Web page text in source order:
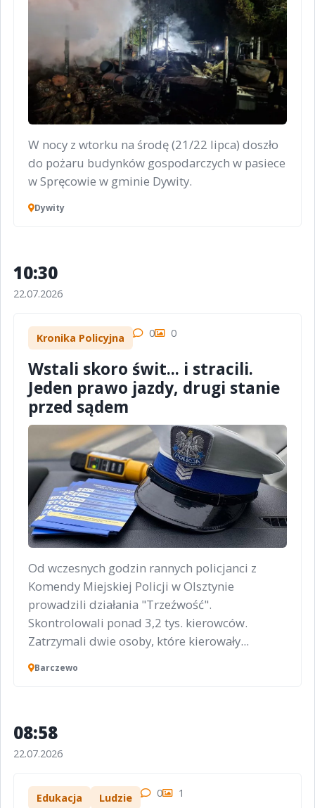
W nocy z wtorku na środę (21/22 lipca) doszło
do pożaru budynków gospodarczych w pasiece
w Spręcowie w gminie Dywity.
Dywity
10:30
22.07.2026
Kronika Policyjna 0 0
Wstali skoro świt... i stracili.
Jeden prawo jazdy, drugi stanie
przed sądem
Od wczesnych godzin rannych policjanci z
Komendy Miejskiej Policji w Olsztynie
prowadzili działania "Trzeźwość".
Skontrolowali ponad 3,2 tys. kierowców.
Zatrzymali dwie osoby, które kierowały...
Barczewo
08:58
22.07.2026
Edukacja Ludzie 0 1